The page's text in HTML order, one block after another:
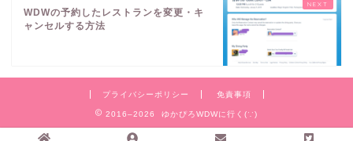
WDWの予約したレストランを変更・キ
ャンセルする方法
プライバシーポリシー 免責事項
2016–2026 ゆかぴろWDWに行く(∵)